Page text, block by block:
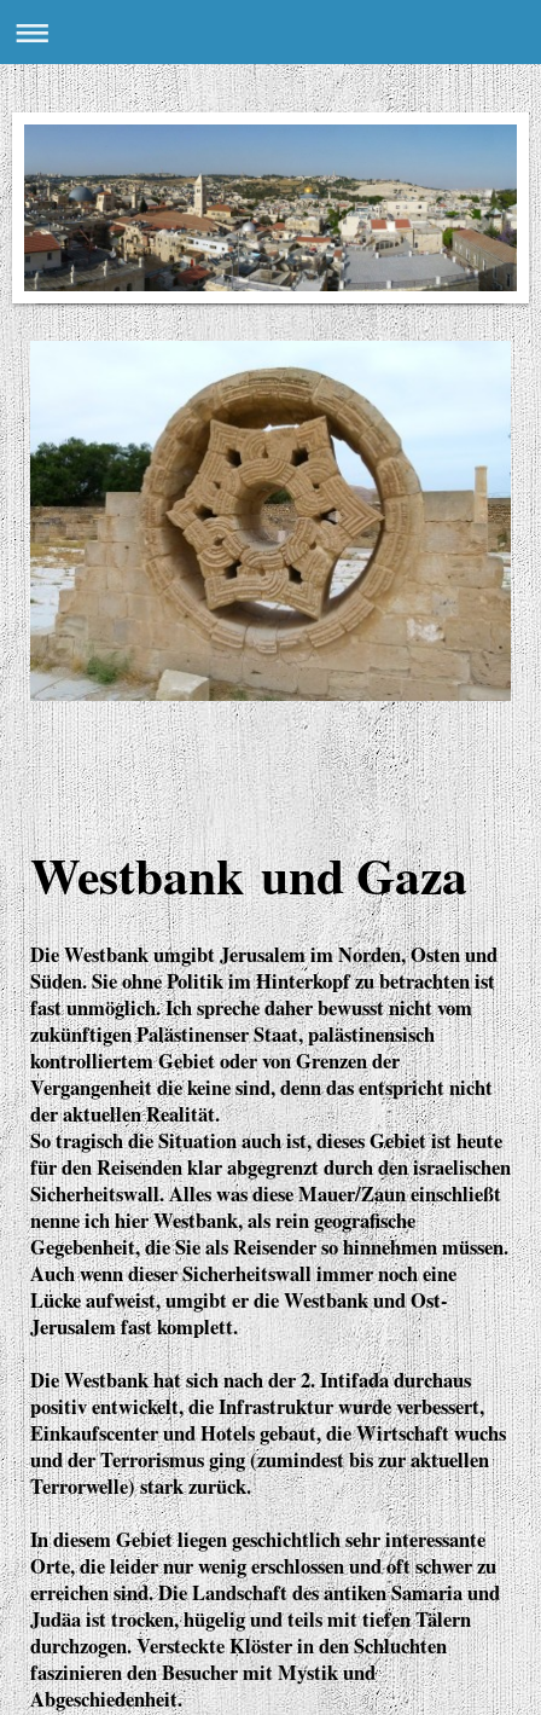
Westbank und Gaza
Die Westbank umgibt Jerusalem im Norden, Osten und
Süden. Sie ohne Politik im Hinterkopf zu betrachten ist
fast unmöglich. Ich spreche daher bewusst nicht vom
zukünftigen Palästinenser Staat, palästinensisch
kontrolliertem Gebiet oder von Grenzen der
Vergangenheit die keine sind, denn das entspricht nicht
der aktuellen Realität.
So tragisch die Situation auch ist, dieses Gebiet ist heute
für den Reisenden klar abgegrenzt durch den israelischen
Sicherheitswall. Alles was diese Mauer/Zaun einschließt
nenne ich hier Westbank, als rein geografische
Gegebenheit, die Sie als Reisender so hinnehmen müssen.
Auch wenn dieser Sicherheitswall immer noch eine
Lücke aufweist, umgibt er die Westbank und Ost-
Jerusalem fast komplett.
Die Westbank hat sich nach der 2. Intifada durchaus
positiv entwickelt, die Infrastruktur wurde verbessert,
Einkaufscenter und Hotels gebaut, die Wirtschaft wuchs
und der Terrorismus ging (zumindest bis zur aktuellen
Terrorwelle) stark zurück.
In diesem Gebiet liegen geschichtlich sehr interessante
Orte, die leider nur wenig erschlossen und oft schwer zu
erreichen sind. Die Landschaft des antiken Samaria und
Judäa ist trocken, hügelig und teils mit tiefen Tälern
durchzogen. Versteckte Klöster in den Schluchten
faszinieren den Besucher mit Mystik und
Abgeschiedenheit.